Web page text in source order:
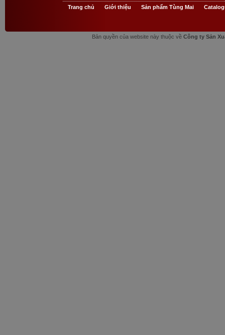
Trang chủ Giới thiệu Sản phẩm Tùng Mai
Bản quyền của website này thuộc về Công ty Sản